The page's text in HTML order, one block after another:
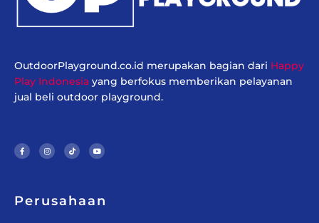
OutdoorPlayground.co.id merupakan bagian dari Happy
Play Indonesia yang berfokus memberikan pelayanan
jual beli outdoor playground.
c
e
b
f
s
t
a
k
t
o
u
t
u
Perusahaan